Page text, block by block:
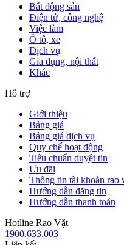
Bất động sản
Điện tử, công nghệ
Việc làm
Ô tô, xe
Dịch vụ
Gia dụng, nội thất
Khác
Hỗ trợ
Giới thiệu
Bảng giá
Bảng giá dịch vụ
Quy chế hoạt động
Tiêu chuẩn duyệt tin
Ưu đãi
Thông tin tài khoản rao
Hướng dẫn đăng tin
Hướng dẫn thanh toán
Hotline Rao Vặt
1900.633.003